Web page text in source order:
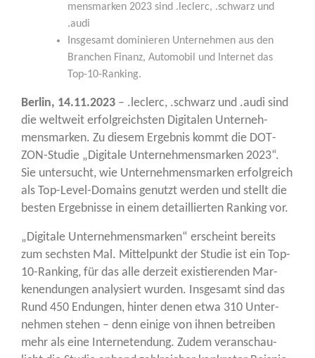
mens­mar­ken 2023 sind .leclerc, .schwarz und
.audi
Ins­ge­samt domi­nie­ren Unter­neh­men aus den
Bran­chen Finanz, Auto­mo­bil und Inter­net das
Top-10-Ranking.
Ber­lin, 14.11.2023 – .leclerc, .schwarz und .audi sind
die welt­weit erfolg­reichs­ten Digi­ta­len Unter­neh­
mens­mar­ken. Zu die­sem Ergeb­nis kommt die DOT­
ZON-Stu­die „Digi­ta­le Unter­neh­mens­mar­ken 2023“.
Sie unter­sucht, wie Unter­neh­mens­mar­ken erfolg­reich
als Top-Level-Domains genutzt wer­den und stellt die
bes­ten Ergeb­nis­se in einem detail­lier­ten Ran­king vor.
„Digi­ta­le Unter­neh­mens­mar­ken“ erscheint bereits
zum sechs­ten Mal. Mit­tel­punkt der Stu­die ist ein Top-
10-Ran­king, für das alle der­zeit exis­tie­ren­den Mar­
ken­en­dun­gen ana­ly­siert wur­den. Ins­ge­samt sind das
Rund 450 Endun­gen, hin­ter denen etwa 310 Unter­
neh­men ste­hen – denn eini­ge von ihnen betrei­ben
mehr als eine Inter­neten­dung. Zudem ver­an­schau­